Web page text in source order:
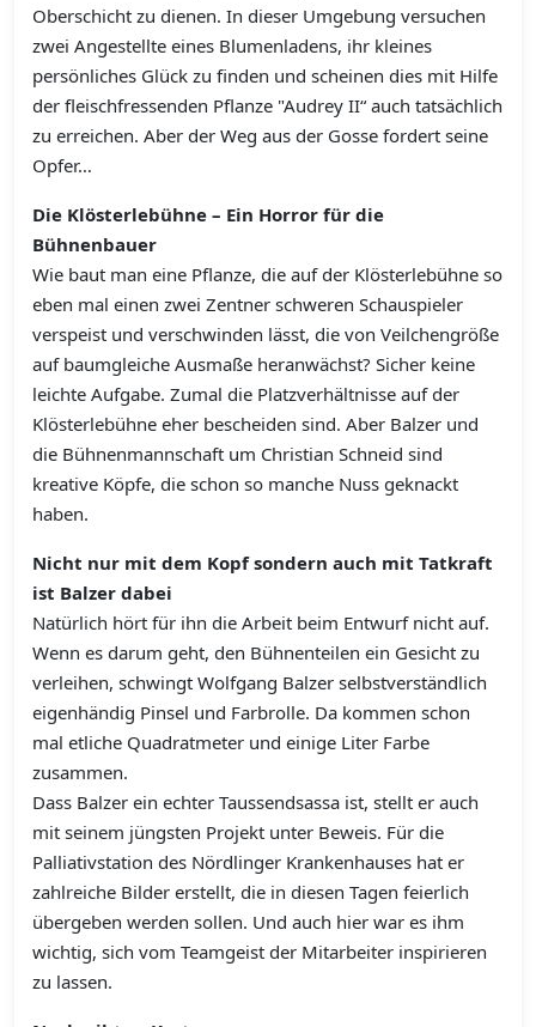
Oberschicht zu dienen. In dieser Umgebung versuchen
zwei Angestellte eines Blumenladens, ihr kleines
persönliches Glück zu finden und scheinen dies mit Hilfe
der fleischfressenden Pflanze "Audrey II“ auch tatsächlich
zu erreichen. Aber der Weg aus der Gosse fordert seine
Opfer…
Die Klösterlebühne – Ein Horror für die
Bühnenbauer
Wie baut man eine Pflanze, die auf der Klösterlebühne so
eben mal einen zwei Zentner schweren Schauspieler
verspeist und verschwinden lässt, die von Veilchengröße
auf baumgleiche Ausmaße heranwächst? Sicher keine
leichte Aufgabe. Zumal die Platzverhältnisse auf der
Klösterlebühne eher bescheiden sind. Aber Balzer und
die Bühnenmannschaft um Christian Schneid sind
kreative Köpfe, die schon so manche Nuss geknackt
haben.
Nicht nur mit dem Kopf sondern auch mit Tatkraft
ist Balzer dabei
Natürlich hört für ihn die Arbeit beim Entwurf nicht auf.
Wenn es darum geht, den Bühnenteilen ein Gesicht zu
verleihen, schwingt Wolfgang Balzer selbstverständlich
eigenhändig Pinsel und Farbrolle. Da kommen schon
mal etliche Quadratmeter und einige Liter Farbe
zusammen.
Dass Balzer ein echter Taussendsassa ist, stellt er auch
mit seinem jüngsten Projekt unter Beweis. Für die
Palliativstation des Nördlinger Krankenhauses hat er
zahlreiche Bilder erstellt, die in diesen Tagen feierlich
übergeben werden sollen. Und auch hier war es ihm
wichtig, sich vom Teamgeist der Mitarbeiter inspirieren
zu lassen.